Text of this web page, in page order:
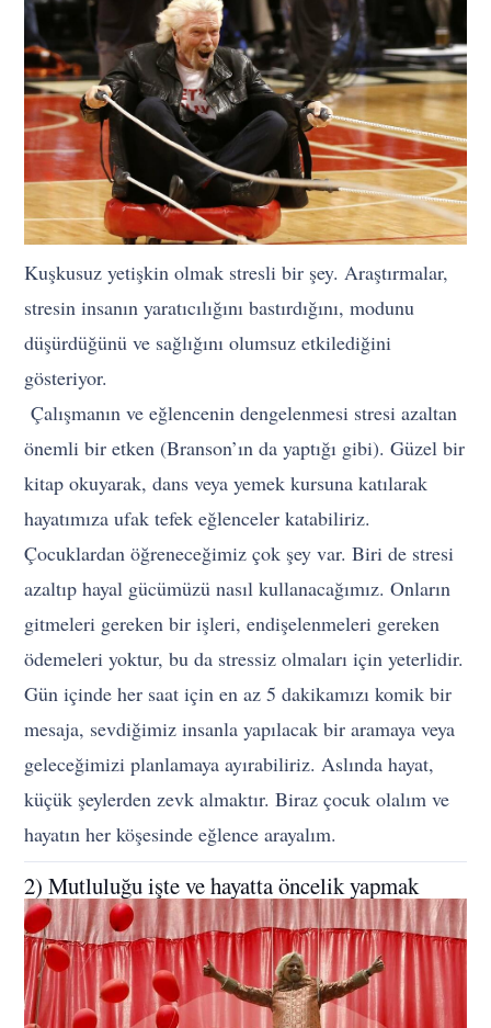
Kuşkusuz yetişkin olmak stresli bir şey. Araştırmalar,
stresin insanın yaratıcılığını bastırdığını, modunu
düşürdüğünü ve sağlığını olumsuz etkilediğini
gösteriyor.
Çalışmanın ve eğlencenin dengelenmesi stresi azaltan
önemli bir etken (Branson’ın da yaptığı gibi). Güzel bir
kitap okuyarak, dans veya yemek kursuna katılarak
hayatımıza ufak tefek eğlenceler katabiliriz.
Çocuklardan öğreneceğimiz çok şey var. Biri de stresi
azaltıp hayal gücümüzü nasıl kullanacağımız. Onların
gitmeleri gereken bir işleri, endişelenmeleri gereken
ödemeleri yoktur, bu da stressiz olmaları için yeterlidir.
Gün içinde her saat için en az 5 dakikamızı komik bir
mesaja, sevdiğimiz insanla yapılacak bir aramaya veya
geleceğimizi planlamaya ayırabiliriz. Aslında hayat,
küçük şeylerden zevk almaktır. Biraz çocuk olalım ve
hayatın her köşesinde eğlence arayalım.
2) Mutluluğu işte ve hayatta öncelik yapmak